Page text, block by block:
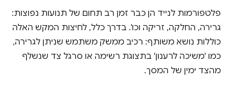
פלטפורמות לנייד הן כבר זמן רב תחום של תנועות נפוצות:
גרירה, החלקה, זריקה וכו'. בדרך כלל, לחיצות המקש האלה
כוללות נושא משותף: רכיב ממשק משתמש שניתן לגרירה,
כמו 'משיכה לרענון' בתצוגת רשימה או סרגל צד שנשלף
מהצד ימין של המסך.